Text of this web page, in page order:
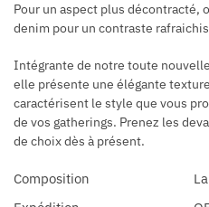
Pour un aspect plus décontracté,
denim pour un contraste
Intégrante de notre toute
elle présente une élégante
caractérisent le style que vous
de vos gatherings. Prenez les
de choix dès à présent.
Composition